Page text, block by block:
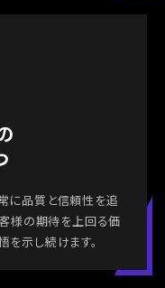
に品質と信頼性を追
客様の期待を上回る価
示し続けます。